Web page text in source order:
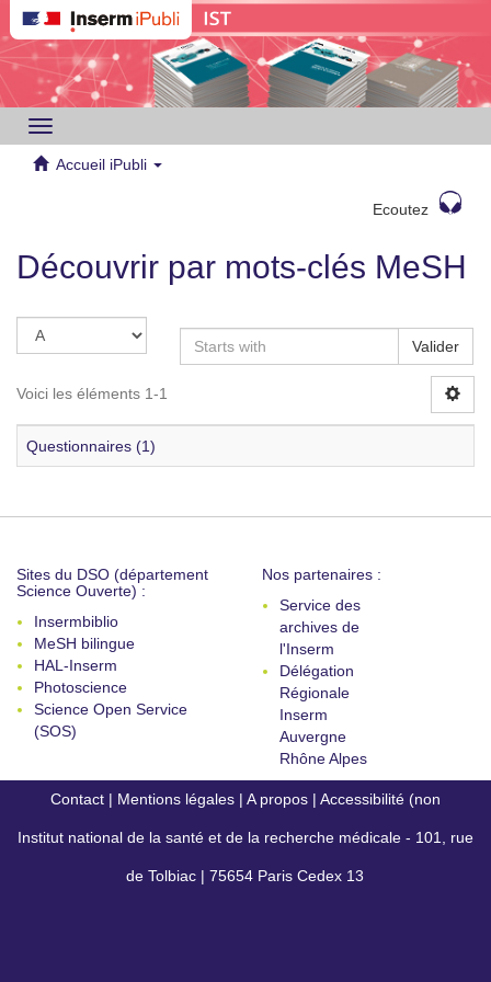
Toggle
navigation
Accueil iPubli
Ecoutez
Découvrir par mots-clés MeSH
Valider
Voici les éléments 1-1
Questionnaires (1)
Sites du DSO (département
Science Ouverte) :
Insermbiblio
MeSH bilingue
HAL-Inserm
Photoscience
Science Open Service
(SOS)
Nos partenaires :
Service des
archives de
l'Inserm
Délégation
Régionale
Inserm
Auvergne
Rhône Alpes
Contact | Mentions légales | A propos | Accessibilité (non
conforme)
Institut national de la santé et de la recherche médicale - 101, rue
de Tolbiac | 75654 Paris Cedex 13